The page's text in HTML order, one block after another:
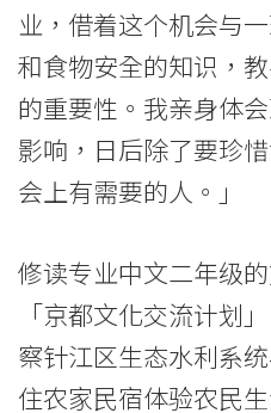
学
院
香
浸
会
大
业，借着这个机会与
和食物安全的知识，
的重要性。我亲身体
影响，日后除了要珍
会上有需要的人。」
修读专业中文二年级
「京都文化交流计划
察针江区生态水利系
住农家民宿体验农民